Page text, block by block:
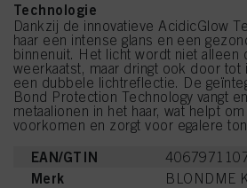
Technologie
Dankzij de innovatieve AcidicGlow
haar een intense glans en een
binnenuit. Het licht wordt niet alleen
weerkaatst, maar dringt ook door tot
een dubbele lichtreflectie. De
Bond Protection Technology vangt
metaalionen in het haar, wat helpt
voorkomen en zorgt voor egalere
EAN/GTIN
Merk BLONDME